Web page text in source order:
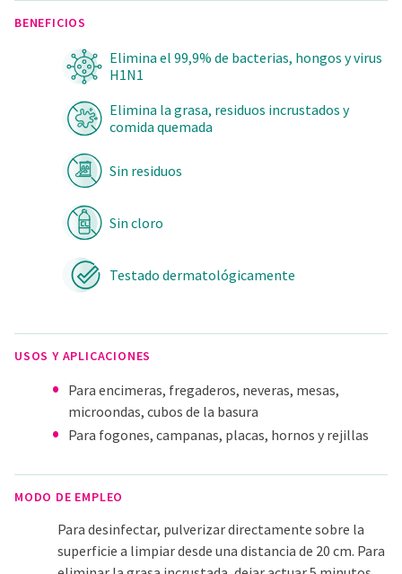
BENEFICIOS
Elimina el 99,9% de bacterias, hongos y virus
H1N1
Elimina la grasa, residuos incrustados y
comida quemada
Sin residuos
Sin cloro
Testado dermatológicamente
USOS Y APLICACIONES
Para encimeras, fregaderos, neveras, mesas,
microondas, cubos de la basura
Para fogones, campanas, placas, hornos y rejillas
MODO DE EMPLEO
Para desinfectar, pulverizar directamente sobre la
superficie a limpiar desde una distancia de 20 cm. Para